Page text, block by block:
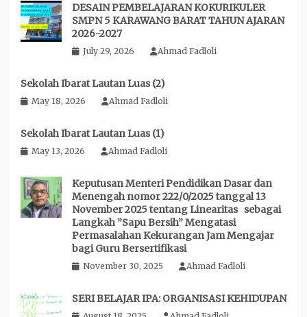
DESAIN PEMBELAJARAN KOKURIKULER
SMPN 5 KARAWANG BARAT TAHUN AJARAN
2026-2027
July 29, 2026 Ahmad Fadloli
Sekolah Ibarat Lautan Luas (2)
May 18, 2026 Ahmad Fadloli
Sekolah Ibarat Lautan Luas (1)
May 13, 2026 Ahmad Fadloli
Keputusan Menteri Pendidikan Dasar dan
Menengah nomor 222/0/2025 tanggal 13
November 2025 tentang Linearitas sebagai
Langkah ”Sapu Bersih” Mengatasi
Permasalahan Kekurangan Jam Mengajar
bagi Guru Bersertifikasi
November 30, 2025 Ahmad Fadloli
SERI BELAJAR IPA: ORGANISASI KEHIDUPAN